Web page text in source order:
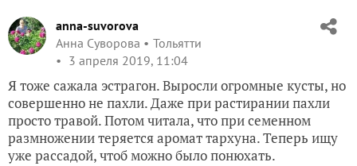
anna-suvorova
Анна Суворова
Тольятти
3 апреля 2019, 11:04
Я тоже сажала эстрагон. Выросли огромные кусты, но
совершенно не пахли. Даже при растирании пахли
просто травой. Потом читала, что при семенном
размножении теряется аромат тархуна. Теперь ищу
уже рассадой, чтоб можно было понюхать.